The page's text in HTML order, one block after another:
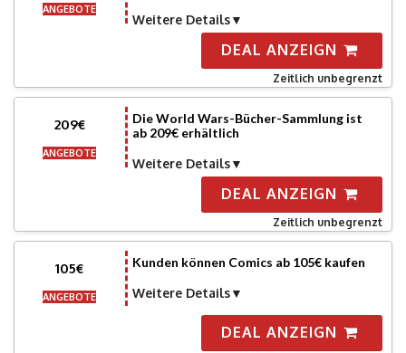
ANGEBOTE
Weitere Details
DEAL ANZEIGN
Zeitlich unbegrenzt
209€
ANGEBOTE
Die World Wars-Bücher-Sammlung ist
ab 209€ erhältlich
Weitere Details
DEAL ANZEIGN
Zeitlich unbegrenzt
105€
ANGEBOTE
Kunden können Comics ab 105€ kaufen
Weitere Details
DEAL ANZEIGN